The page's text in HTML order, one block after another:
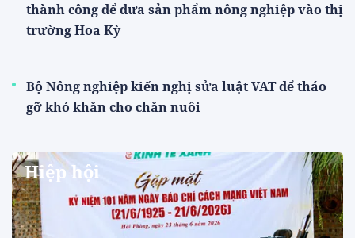
thành công để đưa sản phẩm nông nghiệp vào thị
trường Hoa Kỳ
Bộ Nông nghiệp kiến nghị sửa luật VAT để tháo
gỡ khó khăn cho chăn nuôi
Hiệp hội